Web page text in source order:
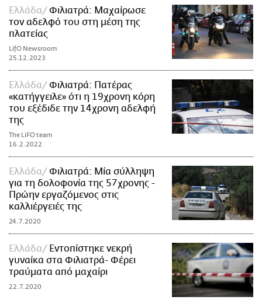
Ελλάδα
Φιλιατρά: Μαχαίρωσε
τον αδελφό του στη μέση της
πλατείας
LifO Newsroom
25.12.2023
Ελλάδα
Φιλιατρά: Πατέρας
«κατήγγειλε» ότι η 19χρονη κόρη
του εξέδιδε την 14χρονη αδελφή
της
The LiFO team
16.2.2022
Ελλάδα
Φιλιατρά: Μία σύλληψη
για τη δολοφονία της 57χρονης -
Πρώην εργαζόμενος στις
καλλιέργειές της
24.7.2020
Ελλάδα
Εντοπίστηκε νεκρή
γυναίκα στα Φιλιατρά- Φέρει
τραύματα από μαχαίρι
22.7.2020